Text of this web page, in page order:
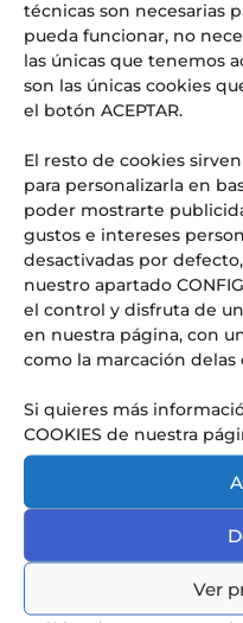
técnicas son necesarias
pueda funcionar, no
las únicas que tenemos
son las únicas cookies
el botón ACEPTAR.
El resto de cookies
para personalizarla en
poder mostrarte
gustos e intereses
desactivadas por
nuestro apartado
el control y disfruta de
en nuestra página, con
como la marcación delas
Si quieres más
COOKIES de nuestra
Ver
OFERTA DE EMPLEO:
GEOGRAFÍA
¡URGENTE! OFERTA DE
PARA SUSTITUCIONES
Comentarios
AitorenEl Lycée
en los medios: Referente
excelencia
Conoce nuestra
de infantil y
Los niños van a
reflexionando y